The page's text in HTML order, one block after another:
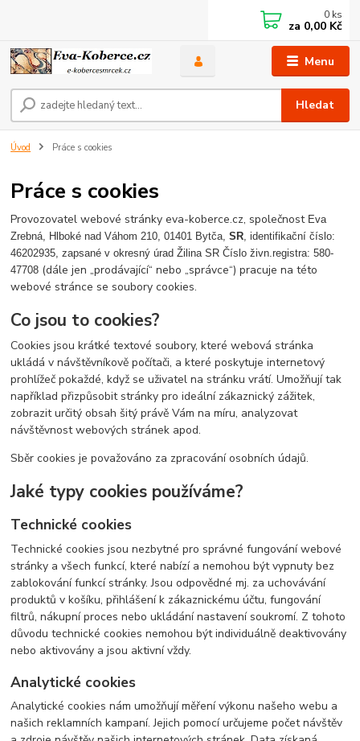
Menu
Hledat
0 ks
za 0,00 Kč
Úvod Práce s cookies
Práce s cookies
Provozovatel webové stránky eva-koberce.cz, společnost Eva
Zrebná, Hlboké nad Váhom 210, 01401 Bytča,SR, identifikační číslo:
46202935, zapsané v okresný úrad Žilina SR Číslo živn.registra: 580-
47708 (dále jen „prodávající“ nebo „správce“) pracuje na této
webové stránce se soubory cookies.
Co jsou to cookies?
Cookies jsou krátké textové soubory, které webová stránka
ukládá v návštěvníkově počítači, a které poskytuje internetový
prohlížeč pokaždé, když se uživatel na stránku vrátí. Umožňují tak
například přizpůsobit stránky pro ideální zákaznický zážitek,
zobrazit určitý obsah šitý právě Vám na míru, analyzovat
návštěvnost webových stránek apod.
Sběr cookies je považováno za zpracování osobních údajů.
Jaké typy cookies používáme?
Technické cookies
Technické cookies jsou nezbytné pro správné fungování webové
stránky a všech funkcí, které nabízí a nemohou být vypnuty bez
zablokování funkcí stránky. Jsou odpovědné mj. za uchovávání
produktů v košíku, přihlášení k zákaznickému účtu, fungování
filtrů, nákupní proces nebo ukládání nastavení soukromí. Z tohoto
důvodu technické cookies nemohou být individuálně deaktivovány
nebo aktivovány a jsou aktivní vždy.
Analytické cookies
Analytické cookies nám umožňují měření výkonu našeho webu a
našich reklamních kampaní. Jejich pomocí určujeme počet návštěv